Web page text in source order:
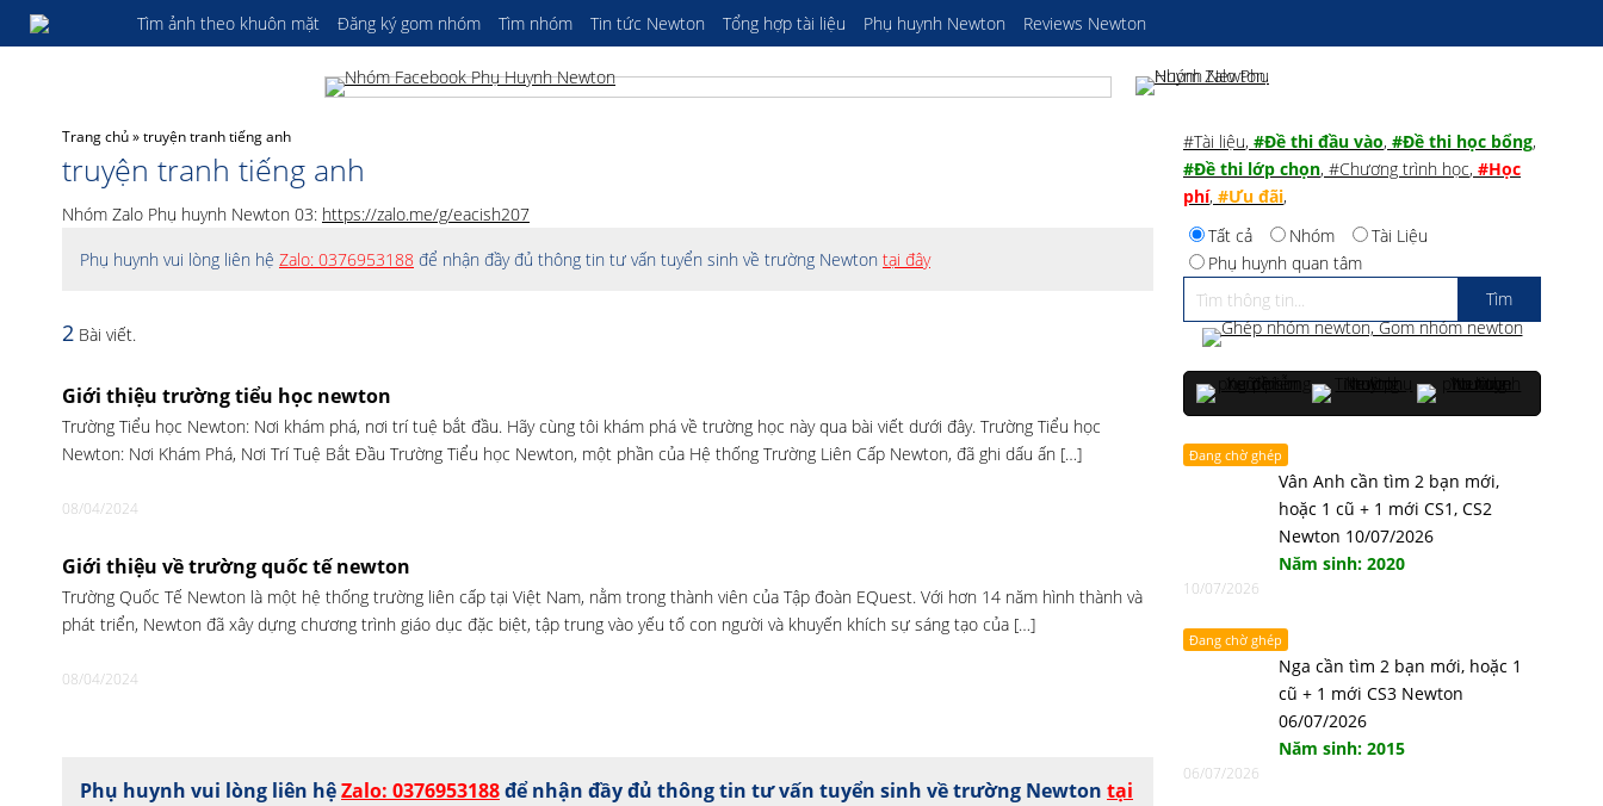
Tìm ảnh theo khuôn mặt Đăng ký gom nhóm Tìm nhóm Tin tức Newton Tổng hợp tài liệu Phụ huynh Newton Reviews Newton
Trang chủ»truyện tranh tiếng anh
truyện tranh tiếng anh
Nhóm Zalo Phụ huynh Newton 03: https://zalo.me/g/eacish207
Phụ huynh vui lòng liên hệ Zalo: 0376953188 để nhận đầy đủ thông tin tư vấn tuyển sinh về trường Newton tại đây
2 Bài viết.
Giới thiệu trường tiểu học newton
Trường Tiểu học Newton: Nơi khám phá, nơi trí tuệ bắt đầu. Hãy cùng tôi khám phá về trường học này qua bài viết dưới đây. Trường Tiểu học
Newton: Nơi Khám Phá, Nơi Trí Tuệ Bắt Đầu Trường Tiểu học Newton, một phần của Hệ thống Trường Liên Cấp Newton, đã ghi dấu ấn […]
08/04/2024
Giới thiệu về trường quốc tế newton
Trường Quốc Tế Newton là một hệ thống trường liên cấp tại Việt Nam, nằm trong thành viên của Tập đoàn EQuest. Với hơn 14 năm hình thành và
phát triển, Newton đã xây dựng chương trình giáo dục đặc biệt, tập trung vào yếu tố con người và khuyến khích sự sáng tạo của […]
08/04/2024
Phụ huynh vui lòng liên hệZalo: 0376953188để nhận đầy đủ thông tin tư vấn tuyển sinh về trường Newton tại
#Tài liệu, #Đề thi đầu vào, #Đề thi học bổng,
#Đề thi lớp chọn, #Chương trình học, #Học
phí, #Ưu đãi,
Tất cả
Nhóm
Tài Liệu
Phụ huynh quan tâm
Đang chờ ghép
Vân Anh cần tìm 2 bạn mới,
hoặc 1 cũ + 1 mới CS1, CS2
Newton 10/07/2026
Năm sinh: 2020
10/07/2026
Đang chờ ghép
Nga cần tìm 2 bạn mới, hoặc 1
cũ + 1 mới CS3 Newton
06/07/2026
Năm sinh: 2015
06/07/2026